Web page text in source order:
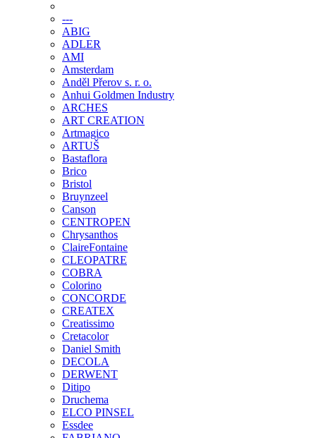
---
ABIG
ADLER
AMI
Amsterdam
Anděl Přerov s. r. o.
Anhui Goldmen Industry
ARCHES
ART CREATION
Artmagico
ARTUŠ
Bastaflora
Brico
Bristol
Bruynzeel
Canson
CENTROPEN
Chrysanthos
ClaireFontaine
CLEOPATRE
COBRA
Colorino
CONCORDE
CREATEX
Creatissimo
Cretacolor
Daniel Smith
DECOLA
DERWENT
Ditipo
Druchema
ELCO PINSEL
Essdee